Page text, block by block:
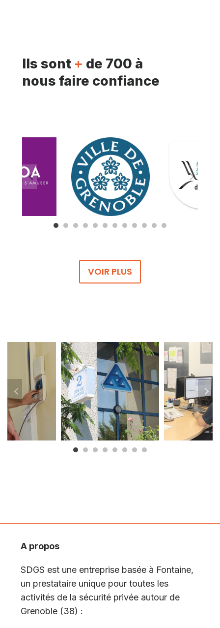
Ils sont + de 700 à
nous faire confiance
VOIR PLUS
A propos
SDGS est une entreprise basée à Fontaine,
un prestataire unique pour toutes les
activités de la sécurité privée autour de
Grenoble (38) :